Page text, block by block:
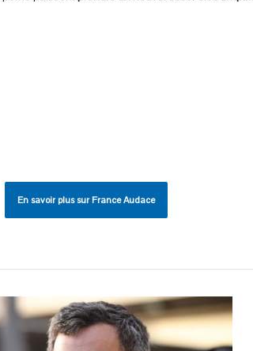
En savoir plus sur France Audace